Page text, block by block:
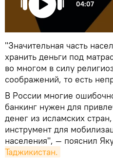
04:07
"Значительная часть
хранить деньги под
во многом в силу
соображений, то есть
В России многие
банкинг нужен для
денег из исламских
инструмент для
населения", — пояснил
Таджикистан.